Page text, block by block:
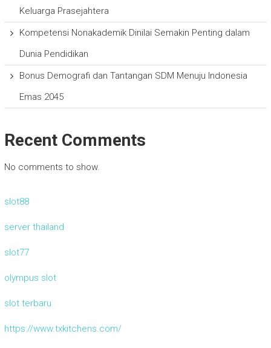
Keluarga Prasejahtera
Kompetensi Nonakademik Dinilai Semakin Penting dalam
Dunia Pendidikan
Bonus Demografi dan Tantangan SDM Menuju Indonesia
Emas 2045
Recent Comments
No comments to show.
slot88
server thailand
slot77
olympus slot
slot terbaru
https://www.txkitchens.com/